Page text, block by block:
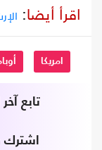
اقرأ أيضا:
امريكا
تابع
اشترك